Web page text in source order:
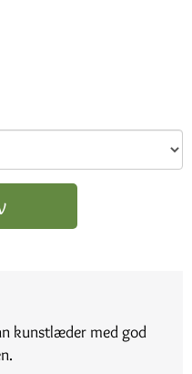
kunstlæder med god